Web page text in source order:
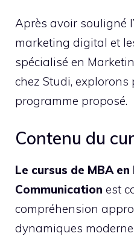
Après avoir souligné
marketing digital et
spécialisé en
chez Studi,
programme proposé.
Contenu du
Le cursus de MBA
Communication est
compréhension
dynamiques